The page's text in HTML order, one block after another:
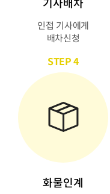
인접 기사에게
배차신청
STEP 4
화물인계